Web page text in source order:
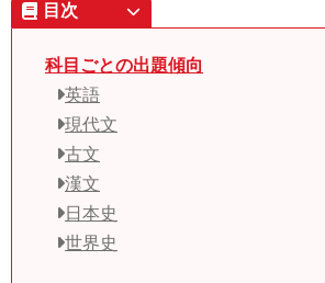
目次
科目ごとの出題傾向
英語
現代文
古文
漢文
日本史
世界史